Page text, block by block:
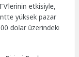
etkisiyle,
yüksek pazar
dolar üzerindeki